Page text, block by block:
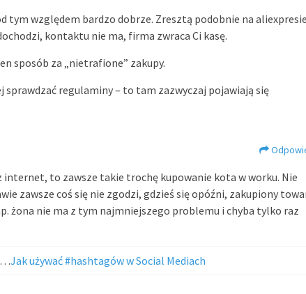
tym względem bardzo dobrze. Zresztą podobnie na aliexpresie
kontaktu nie ma, firma zwraca Ci kasę.
sposób za „nietrafione” zakupy.
sprawdzać regulaminy – to tam zazwyczaj pojawiają się
internet, to zawsze takie trochę kupowanie kota w worku. Nie
zawsze coś się nie zgodzi, gdzieś się opóźni, zakupiony
żona nie ma z tym najmniejszego problemu i chyba tylko raz
Jak używać #hashtagów w Social Mediach